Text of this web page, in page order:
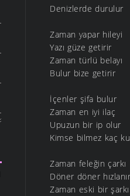
Denizlerde durulur
Zaman yapar hileyi
Yazı güze getirir
Zaman türlü belayı
Bulur bize getirir
İçenler şifa bulur
Zaman en iyi ilaç
Upuzun bir ip olur
Kimse bilmez kaç
Zaman feleğin çarkı
Döner döner hızlanır
Zaman eski bir şarkı